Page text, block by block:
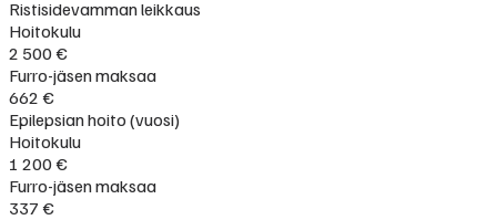
Ristisidevamman leikkaus
Hoitokulu
2 500 €
Furro-jäsen maksaa
662 €
Epilepsian hoito (vuosi)
Hoitokulu
1 200 €
Furro-jäsen maksaa
337 €